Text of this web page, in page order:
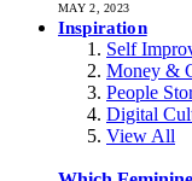
MAY 2, 2023
Inspiration
Self
Money &
People
Digital
View All